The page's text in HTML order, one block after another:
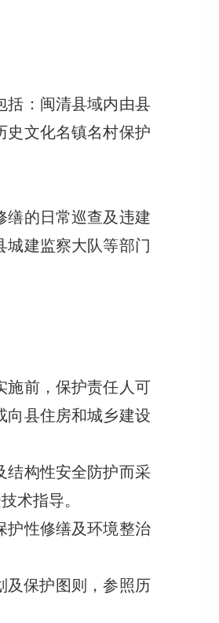
：闽清县域内由县
史文化名镇名村保护
的日常巡查及违建
城建监察大队等部门
前，保护责任人可
向县住房和城乡建设
构性安全防护而采
术指导。
性修缮及环境整治
保护图则，参照历